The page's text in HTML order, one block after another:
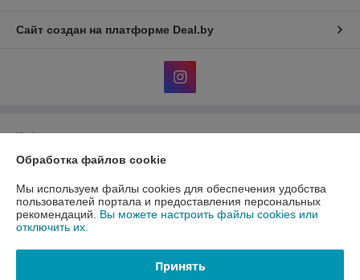
Сайт создан на платформе Deal.by
Информация для покупателя
Юридическое лицо:Общество с ограниченной ответственность
223017 Минский р-н, а.г.Гатово, ул.Металлургическая, 10А, пом.1-26
Регистрационный номер ЕГР: 691538171
Регистрационный орган: Минский райисполком
Обработка файлов cookie
Мы используем файлы cookies для обеспечения удобства
пользователей портала и предоставления персональных
рекомендаций. Вы можете настроить файлы cookies или
отключить их.
Принять